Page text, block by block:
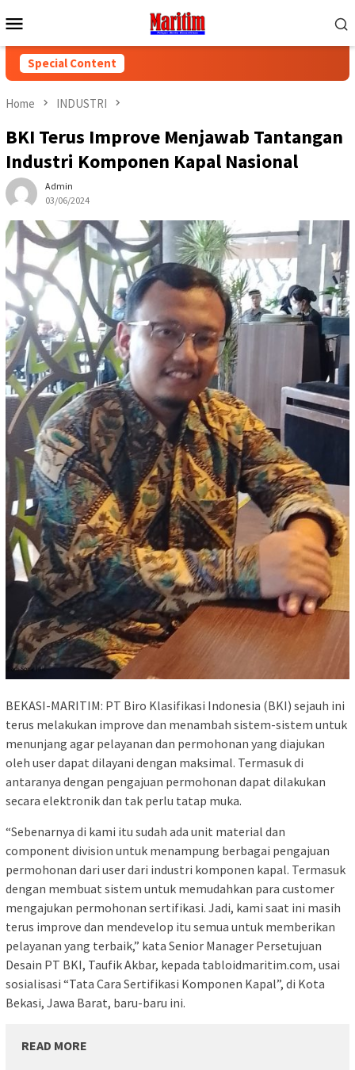
to
Menu
Special Content
Home INDUSTRI
BKI Terus Improve Menjawab Tantangan
Industri Komponen Kapal Nasional
Admin
03/06/2024
BEKASI-MARITIM: PT Biro Klasifikasi Indonesia (BKI) sejauh ini
terus melakukan improve dan menambah sistem-sistem untuk
menunjang agar pelayanan dan permohonan yang diajukan
oleh user dapat dilayani dengan maksimal. Termasuk di
antaranya dengan pengajuan permohonan dapat dilakukan
secara elektronik dan tak perlu tatap muka.
“Sebenarnya di kami itu sudah ada unit material dan
component division untuk menampung berbagai pengajuan
permohonan dari user dari industri komponen kapal. Termasuk
dengan membuat sistem untuk memudahkan para customer
mengajukan permohonan sertifikasi. Jadi, kami saat ini masih
terus improve dan mendevelop itu semua untuk memberikan
pelayanan yang terbaik,” kata Senior Manager Persetujuan
Desain PT BKI, Taufik Akbar, kepada tabloidmaritim.com, usai
sosialisasi “Tata Cara Sertifikasi Komponen Kapal”, di Kota
Bekasi, Jawa Barat, baru-baru ini.
READ MORE